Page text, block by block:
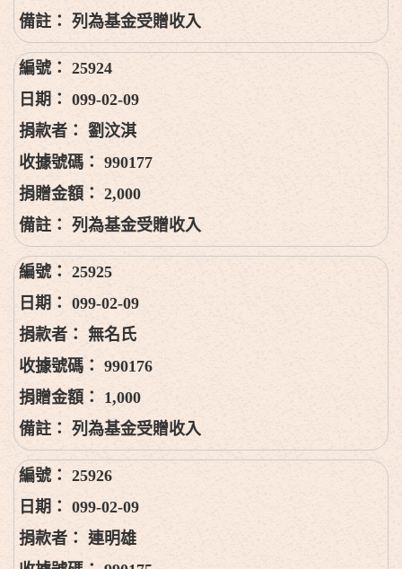
列為基金受贈收入
25924
099-02-09
劉汶淇
990177
2,000
列為基金受贈收入
25925
099-02-09
無名氏
990176
1,000
列為基金受贈收入
25926
099-02-09
連明雄